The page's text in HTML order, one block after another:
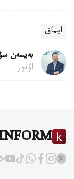
ايماق
بەيسەن
اۆتور